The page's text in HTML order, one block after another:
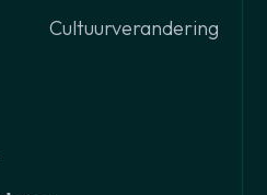
Cultuurverandering